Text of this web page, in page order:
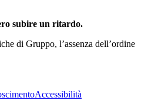
subire un ritardo.
di Gruppo, l’assenza dell’ordine
Accessibilità